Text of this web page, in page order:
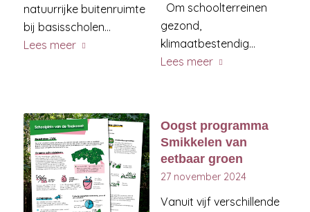
natuurrijke buitenruimte
bij basisscholen…
Lees meer
Om schoolterreinen
gezond,
klimaatbestendig…
Lees meer
Oogst programma
Smikkelen van
eetbaar groen
27 november 2024
Vanuit vijf verschillende